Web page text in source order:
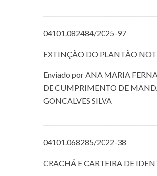
04101.082484/2025-97
EXTINÇÃO DO PLANTÃO
Enviado por ANA MARIA
DE CUMPRIMENTO DE
GONCALVES SILVA
04101.068285/2022-38
CRACHÁ E CARTEIRA DE